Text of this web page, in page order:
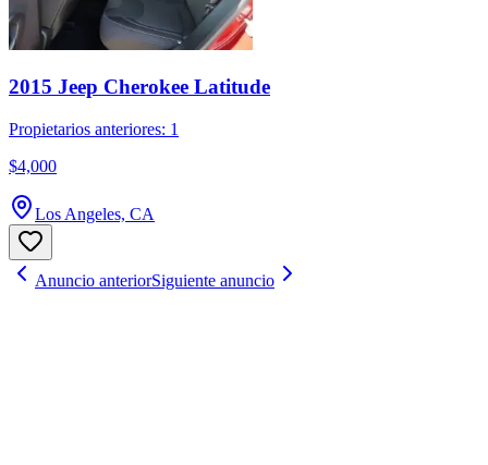
2015 Jeep Cherokee Latitude
Propietarios anteriores: 1
$4,000
Los Angeles, CA
Anuncio anteriorSiguiente anuncio